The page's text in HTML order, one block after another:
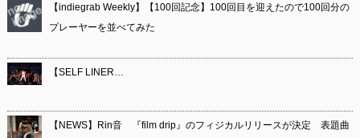
【indiegrab Weekly】【100回記念】100回目を迎えたので100回分の
プレーヤーを並べてみた
【SELF LINER…
【NEWS】Rin音 『film drip』のフィジカルリリースが決定 表題曲